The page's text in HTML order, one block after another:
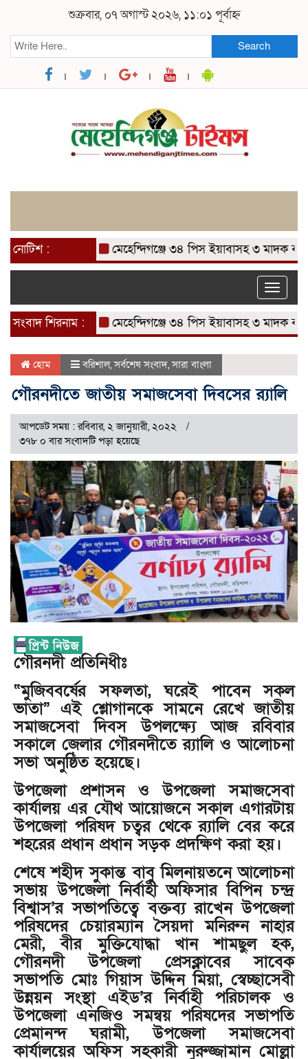
শুক্রবার, ০৭ অগাস্ট ২০২৬, ১১:০১ পূর্বাহ্ন
Search
নোটিশ : মেহেন্দিগঞ্জে ৩৪ পিস ইয়াবাসহ ৩ মাদক
Toggle
সংবাদ শিরনাম : মেহেন্দিগঞ্জে ৩৪ পিস ইয়াবাসহ ৩ মাদক
হোম বরিশাল,সর্বশেষ সংবাদ,সারা বাংলা
গৌরনদীতে জাতীয় সমাজসেবা দিবসের র‌্যালি
আপডেট সময় : রবিবার, ২ জানুয়ারী, ২০২২
৩৭৮ ০ বার সংবাদটি পড়া হয়েছে
গৌরনদী প্রতিনিধীঃ
“মুজিববর্ষের সফলতা, ঘরেই পাবেন সকল
ভাতা” এই শ্লোগানকে সামনে রেখে জাতীয়
সমাজসেবা দিবস উপলক্ষ্যে আজ রবিবার
সকালে জেলার গৌরনদীতে র‌্যালি ও আলোচনা
সভা অনুষ্ঠিত হয়েছে।
উপজেলা প্রশাসন ও উপজেলা সমাজসেবা
কার্যালয় এর যৌথ আয়োজনে সকাল এগারটায়
উপজেলা পরিষদ চত্বর থেকে র‌্যালি বের করে
শহরের প্রধান প্রধান সড়ক প্রদক্ষিণ করা হয়।
শেষে শহীদ সুকান্ত বাবু মিলনায়তনে আলোচনা
সভায় উপজেলা নির্বাহী অফিসার বিপিন চন্দ্র
বিশ্বাস’র সভাপতিত্বে বক্তব্য রাখেন উপজেলা
পরিষদের চেয়ারম্যান সৈয়দা মনিরুন নাহার
মেরী, বীর মুক্তিযোদ্ধা খান শামছুল হক,
গৌরনদী উপজেলা প্রেসক্লাবের সাবেক
সভাপতি মোঃ গিয়াস উদ্দিন মিয়া, স্বেচ্ছাসেবী
উন্নয়ন সংস্থা এইড’র নির্বাহী পরিচালক ও
উপজেলা এনজিও সমন্বয় পরিষদের সভাপতি
প্রেমানন্দ ঘরামী, উপজেলা সমাজসেবা
কার্যালয়ের অফিস সহকারী নুরুজ্জামান মোল্লা